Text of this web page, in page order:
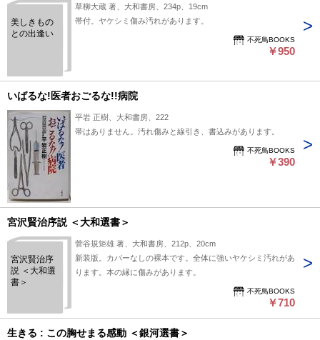
美しきもの
との出逢い
草柳大蔵 著、大和書房、234p、19cm
帯付。ヤケシミ傷み汚れがあります。
不死鳥BOOKS
￥950
いばるな!医者おごるな!!病院
平岩 正樹、大和書房、222
帯はありません。汚れ傷みと線引き、書込みがあります。
不死鳥BOOKS
￥390
宮沢賢治序説 ＜大和選書＞
宮沢賢治序
説 ＜大和選
書＞
菅谷規矩雄 著、大和書房、212p、20cm
新装版。カバーなしの裸本です。全体に強いヤケシミ汚れがあ
ります。本の縁に傷みがあります。
不死鳥BOOKS
￥710
生きる : この胸せまる感動 ＜銀河選書＞